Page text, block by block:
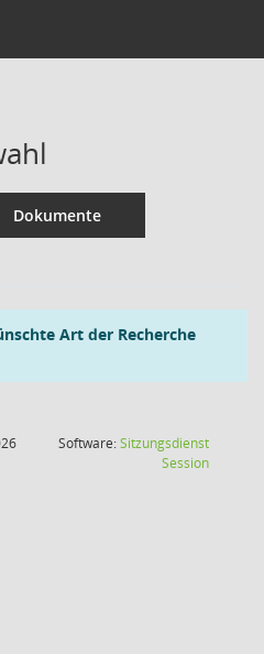
Dokumente
Art der Recherche
Software:Sitzungsdienst
Session(Wird in